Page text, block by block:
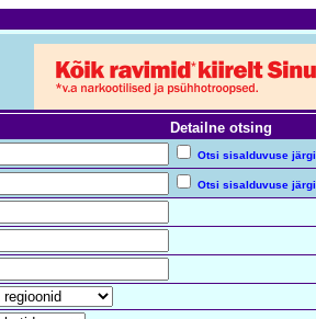
Detailne otsing
Otsi sisalduvuse järgi
Otsi sisalduvuse järgi